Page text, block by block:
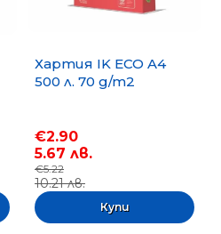
Хартия IK ECO A4
500 л. 70 g/m2
€2.90
5.67 лв.
€5.22
10.21 лв.